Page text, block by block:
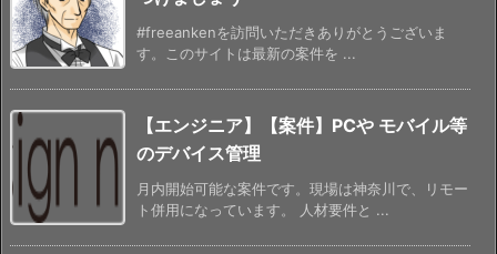
#freeankenを訪問いただきありがとうございま
す。このサイトは最新の案件を ...
【エンジニア】【案件】PCや モバイル等
のデバイス管理
月内開始可能な案件です。現場は神奈川で、リモー
ト併用になっています。 人材要件と ...